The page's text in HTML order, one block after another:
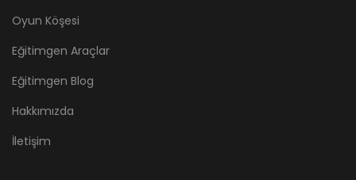
Oyun Köşesi
Eğitimgen Araçlar
Eğitimgen Blog
Hakkımızda
İletişim